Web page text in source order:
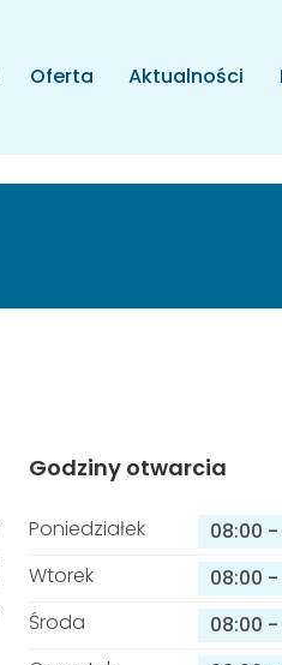
Oferta Aktualności
Godziny otwarcia
Poniedziałek 08:00 -
Wtorek
08:00 -
Środa
08:00 -